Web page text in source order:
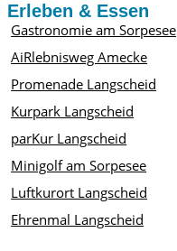
Erleben & Essen
Gastronomie am Sorpesee
AiRlebnisweg Amecke
Promenade Langscheid
Kurpark Langscheid
parKur Langscheid
Minigolf am Sorpesee
Luftkurort Langscheid
Ehrenmal Langscheid